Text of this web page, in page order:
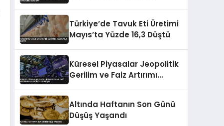
Türkiye’de Tavuk Eti Üretimi
Mayıs’ta Yüzde 16,3 Düştü
Küresel Piyasalar Jeopolitik
Gerilim ve Faiz Artırımı
Altında Haftanın Son Günü
Düşüş Yaşandı